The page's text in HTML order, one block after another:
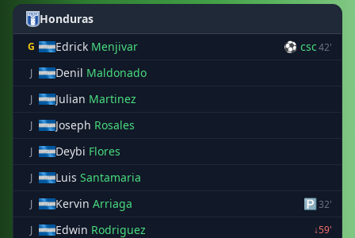
Honduras
G Edrick Menjivar ⚽ csc42'
J
Denil Maldonado
J Julian Martinez
J Joseph Rosales
J Deybi Flores
J Luis Santamaria
J Kervin Arriaga 🅿32'
J
Edwin Rodriguez
↓59'